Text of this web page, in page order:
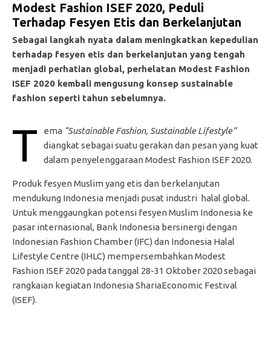
Modest Fashion ISEF 2020, Peduli
Terhadap Fesyen Etis dan Berkelanjutan
Sebagai langkah nyata dalam meningkatkan kepedulian
terhadap fesyen etis dan berkelanjutan yang tengah
menjadi perhatian global, perhelatan Modest Fashion
ISEF 2020 kembali mengusung konsep sustainable
fashion seperti tahun sebelumnya.
T ema “Sustainable Fashion, Sustainable Lifestyle”
diangkat sebagai suatu gerakan dan pesan yang kuat
dalam penyelenggaraan Modest Fashion ISEF 2020.
Produk fesyen Muslim yang etis dan berkelanjutan
mendukung Indonesia menjadi pusat industri halal global.
Untuk menggaungkan potensi fesyen Muslim Indonesia ke
pasar internasional, Bank Indonesia bersinergi dengan
Indonesian Fashion Chamber (IFC) dan Indonesia Halal
Lifestyle Centre (IHLC) mempersembahkan Modest
Fashion ISEF 2020 pada tanggal 28-31 Oktober 2020 sebagai
rangkaian kegiatan Indonesia ShariaEconomic Festival
(ISEF).